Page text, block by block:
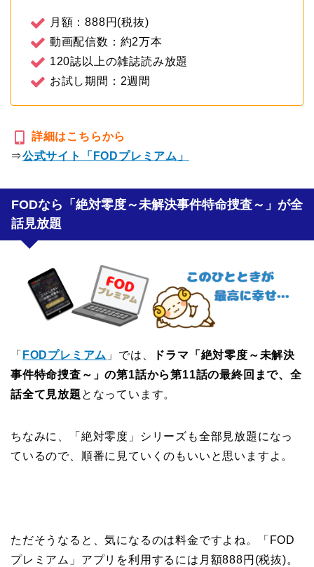
月額：888円(税抜)
動画配信数：約2万本
120誌以上の雑誌読み放題
お試し期間：2週間
詳細はこちらから
⇒公式サイト「FODプレミアム」
FODなら「絶対零度～未解決事件特命捜査～」が全
話見放題
「 FODプレミアム 」では、
ドラマ「絶対零度～未解決
事件特命捜査～」の第1話から第11話の最終回まで、全
話全て見放題 となっています。
ちなみに、「絶対零度」シリーズも全部見放題になっ
ているので、順番に見ていくのもいいと思いますよ。
ただそうなると、気になるのは料金ですよね。「FOD
プレミアム」アプリを利用するには月額888円(税抜)。